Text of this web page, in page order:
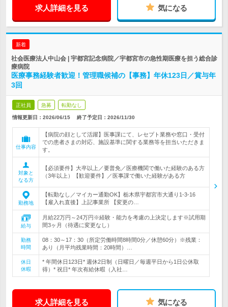
求人詳細を見る 気になる
新着
社会医療法人中山会 | 宇都宮記念病院／宇都宮市の急性期医療を担う総合診
療病院
医療事務経験者歓迎！管理職候補の【事務】年休123日／賞与年
3回
正社員 急募 転勤なし
情報更新日：2026/06/15 終了予定日： 2026/11/30
仕事内容
【病院の顔として活躍】医事課にて、レセプト業務や窓口・受付
での患者さまの対応、施設基準に関する業務等を担当いただきま
す。
対象と
なる方
【必須要件】大卒以上／要普免／医療機関で働いた経験のある方
（3年以上）【歓迎要件】／医事課で働いた経験がある方
勤務地
【転勤なし／マイカー通勤OK】栃木県宇都宮市大通り1-3-16
【雇入れ直後】上記事業所 【変更の…
給与
月給22万円～24万円※経験・能力を考慮の上決定します※試用期
間3ヶ月（待遇に変更なし）
勤務
時間
08：30～17：30（所定労働時間8時間0分／休憩60分）※残業：
あり（月平均残業時間：20時間）…
休日
休暇
* 年間休日123日* 週休2日制（日曜日／毎週平日から1日公休取
得）* 祝日* 年次有給休暇（入社…
求人詳細を見る 気になる